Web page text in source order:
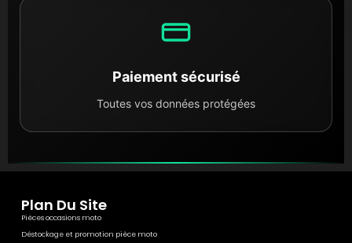
. Vous redonnez vie à votre moto avec des
l'empreinte carbone liée à la fabrication de pièces
votre budget et bénéfique pour l'environnement.
Paiement sécurisé
Toutes vos données protégées
Plan Du Site
Pièces occasions moto
Déstockage et promotion pièce moto